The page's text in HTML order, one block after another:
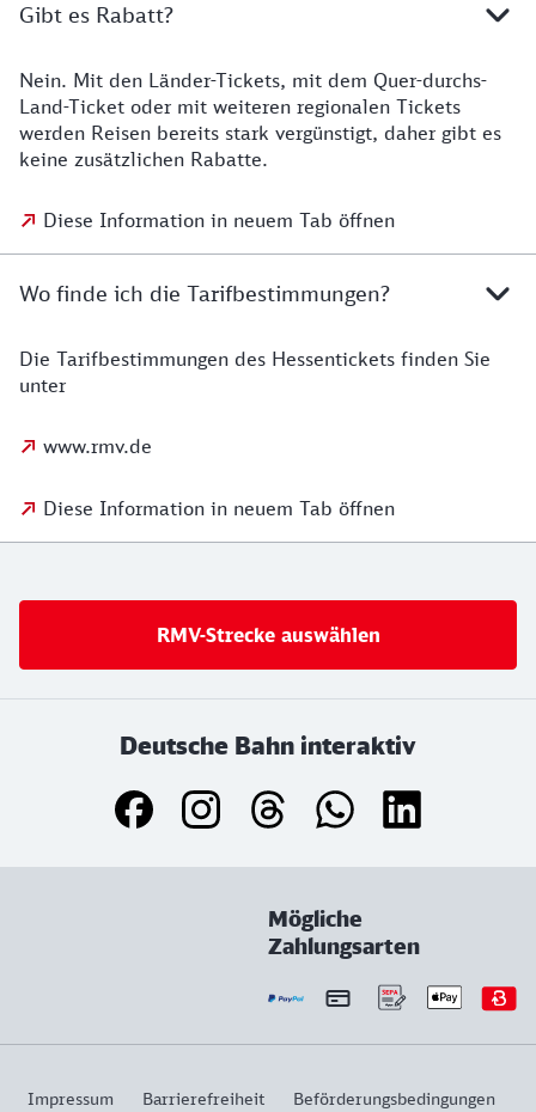
Gibt es Rabatt?
Nein. Mit den Länder-Tickets, mit dem Quer-durchs-
Land-Ticket oder mit weiteren regionalen Tickets
werden Reisen bereits stark vergünstigt, daher gibt es
keine zusätzlichen Rabatte.
Diese Information in neuem Tab öffnen
Wo finde ich die Tarifbestimmungen?
Die Tarifbestimmungen des Hessentickets finden Sie
unter
www.rmv.de
Diese Information in neuem Tab öffnen
RMV-Strecke auswählen
Deutsche Bahn interaktiv
Mögliche
Zahlungsarten
Impressum Barrierefreiheit Beförderungsbedingungen